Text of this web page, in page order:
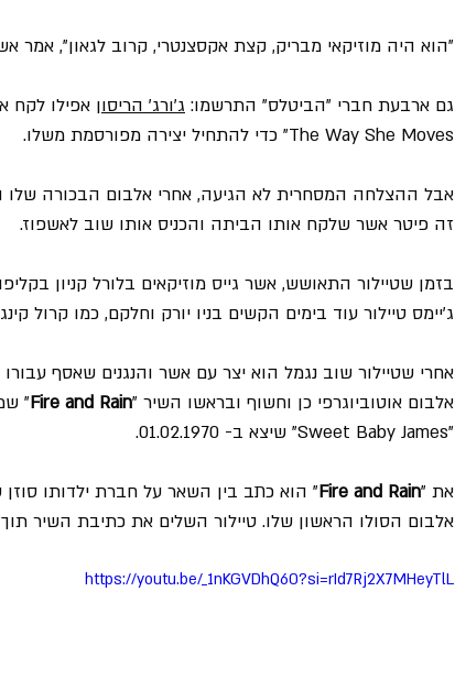
"הוא היה מוזיקאי מבריק, קצת אקסצנטרי, קרוב לגאון", אמר
גם ארבעת חברי "הביטלס" התרשמו: ג'ורג' הריסון
The Way She Moves" כדי להתחיל יצירה מפורסמת משלו.
אבל ההצלחה המסחרית לא הגיעה, אחרי אלבום הבכורה שלו
זה פיטר אשר שלקח אותו הביתה והכניס אותו שוב לאשפוז.
בזמן שטיילור התאושש, אשר גייס מוזיקאים בלורל קניון
ג'יימס טיילור עוד בימים הקשים בניו יורק וחלקם, כמו קרול
אחרי שטיילור שוב נגמל הוא יצר עם אשר והנגנים שאסף
אלבום אוטוביוגרפי כן וחשוף ובראשו השיר "Fire and Rain
"
"Sweet Baby James" שיצא ב- 01.02.1970.
את "Fire and Rain" הוא כתב בין השאר על חברת ילדותו
אלבום הסולו הראשון שלו. טיילור השלים את כתיבת השיר תוך
https://youtu.be/_1nKGVDhQ60?si=rId7Rj2X7MHeyTlL